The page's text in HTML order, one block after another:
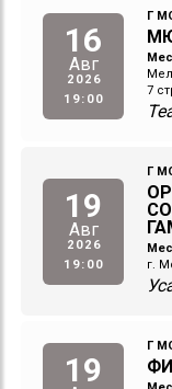
16
Авг
2026
19:00
Г
7
19
Авг
2026
19:00
Г
г.
19
Г